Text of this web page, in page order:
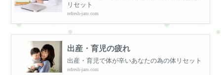
リセット
refresh-jam.com
出産・育児の疲れ
出産・育児で体が辛いあなたの為の体リセット
refresh-jam.com